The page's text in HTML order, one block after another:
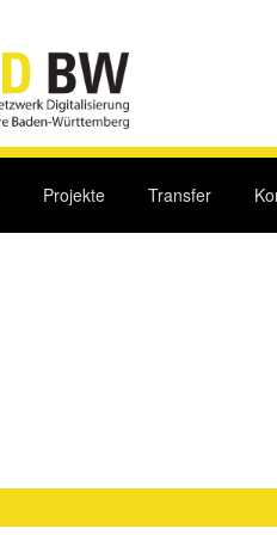
Projekte Transfer